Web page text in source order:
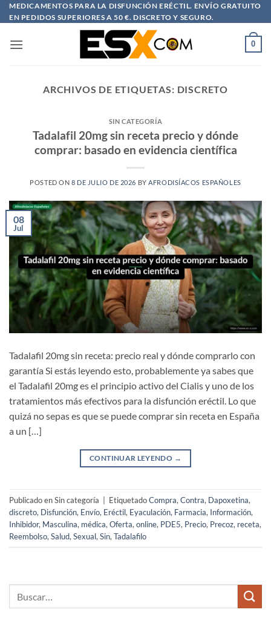
Saltar
al
MEDICAMENTOS PARA LA DISFUNCIÓN ERÉCTIL. ENVÍO GRATUITO
EN PEDIDOS SUPERIORES A 50 €. DISCRETO Y SEGURO.
0
ARCHIVOS DE ETIQUETAS: DISCRETO
SIN CATEGORÍA
Tadalafil 20mg sin receta precio y dónde
comprar: basado en evidencia científica
POSTED ON 8 DE JULIO DE 2026 BY AFRODISÍACOS ESPAÑOLES
08
Jul
Tadalafil 20mg sin receta: precio real y dónde comprarlo con
garantía Si estás leyendo esto, probablemente ya sabes que
el Tadalafil 20mg es el principio activo del Cialis y uno de los
tratamientos más efectivos para la disfunción eréctil. Lo que
quizá no sepas es que se puede comprar sin receta en España
a un […]
CONTINUAR LEYENDO →
Publicado en Sin categoría EtiquetadoCompra, Contra, Dapoxetina,
discreto, Disfunción, Envío, Eréctil, Eyaculación, Farmacia, Información,
Inhibidor, Masculina, médica, Oferta, online, PDE5, Precio, Precoz, receta,
Reembolso, Salud, Sexual, Sin, Tadalafilo